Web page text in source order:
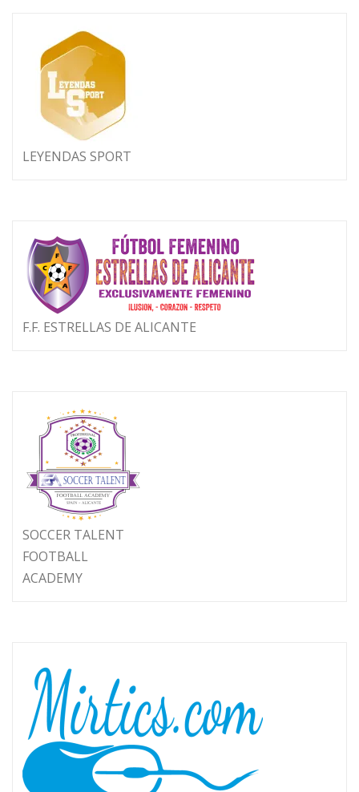
LEYENDAS SPORT
F.F. ESTRELLAS DE ALICANTE
SOCCER TALENT
FOOTBALL
ACADEMY